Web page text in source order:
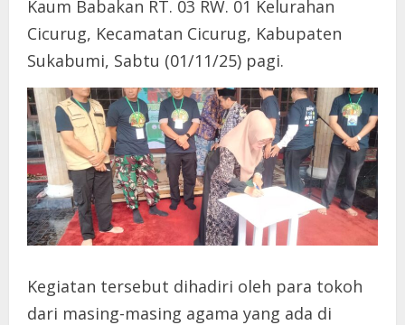
Kaum Babakan RT. 03 RW. 01 Kelurahan
Cicurug, Kecamatan Cicurug, Kabupaten
Sukabumi, Sabtu (01/11/25) pagi.
Kegiatan tersebut dihadiri oleh para tokoh
dari masing-masing agama yang ada di